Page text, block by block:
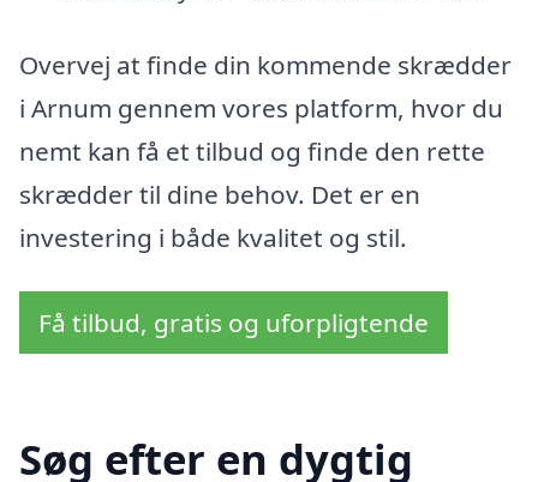
Overvej at finde din kommende skrædder
i Arnum gennem vores platform, hvor du
nemt kan få et tilbud og finde den rette
skrædder til dine behov. Det er en
investering i både kvalitet og stil.
Få tilbud, gratis og uforpligtende
Søg efter en dygtig